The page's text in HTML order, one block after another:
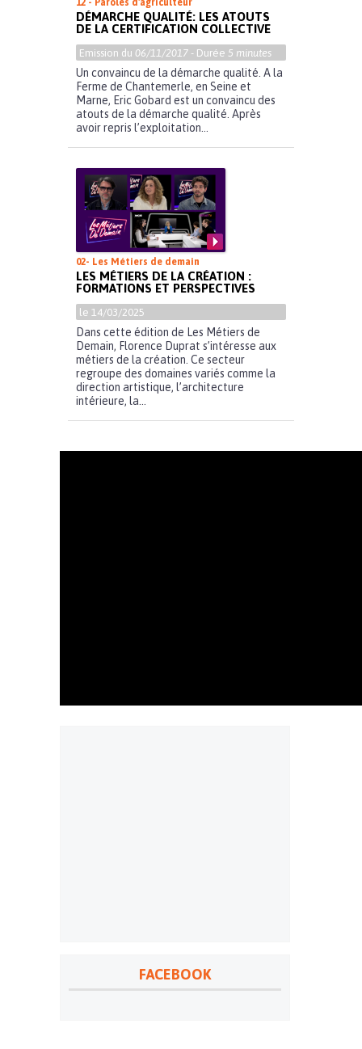
12 - Paroles d'agriculteur
DÉMARCHE QUALITÉ: LES ATOUTS
DE LA CERTIFICATION COLLECTIVE
Emission du 06/11/2017 - Durée 5 minutes
Un convaincu de la démarche qualité. A la
Ferme de Chantemerle, en Seine et
Marne, Eric Gobard est un convaincu des
atouts de la démarche qualité. Après
avoir repris l’exploitation...
02- Les Métiers de demain
LES MÉTIERS DE LA CRÉATION :
FORMATIONS ET PERSPECTIVES
le 14/03/2025
Dans cette édition de Les Métiers de
Demain, Florence Duprat s’intéresse aux
métiers de la création. Ce secteur
regroupe des domaines variés comme la
direction artistique, l’architecture
intérieure, la...
FACEBOOK